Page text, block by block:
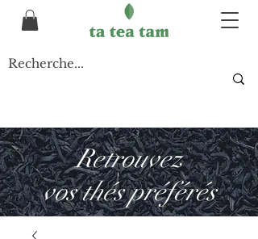
Retrouvez
vos thés préférés